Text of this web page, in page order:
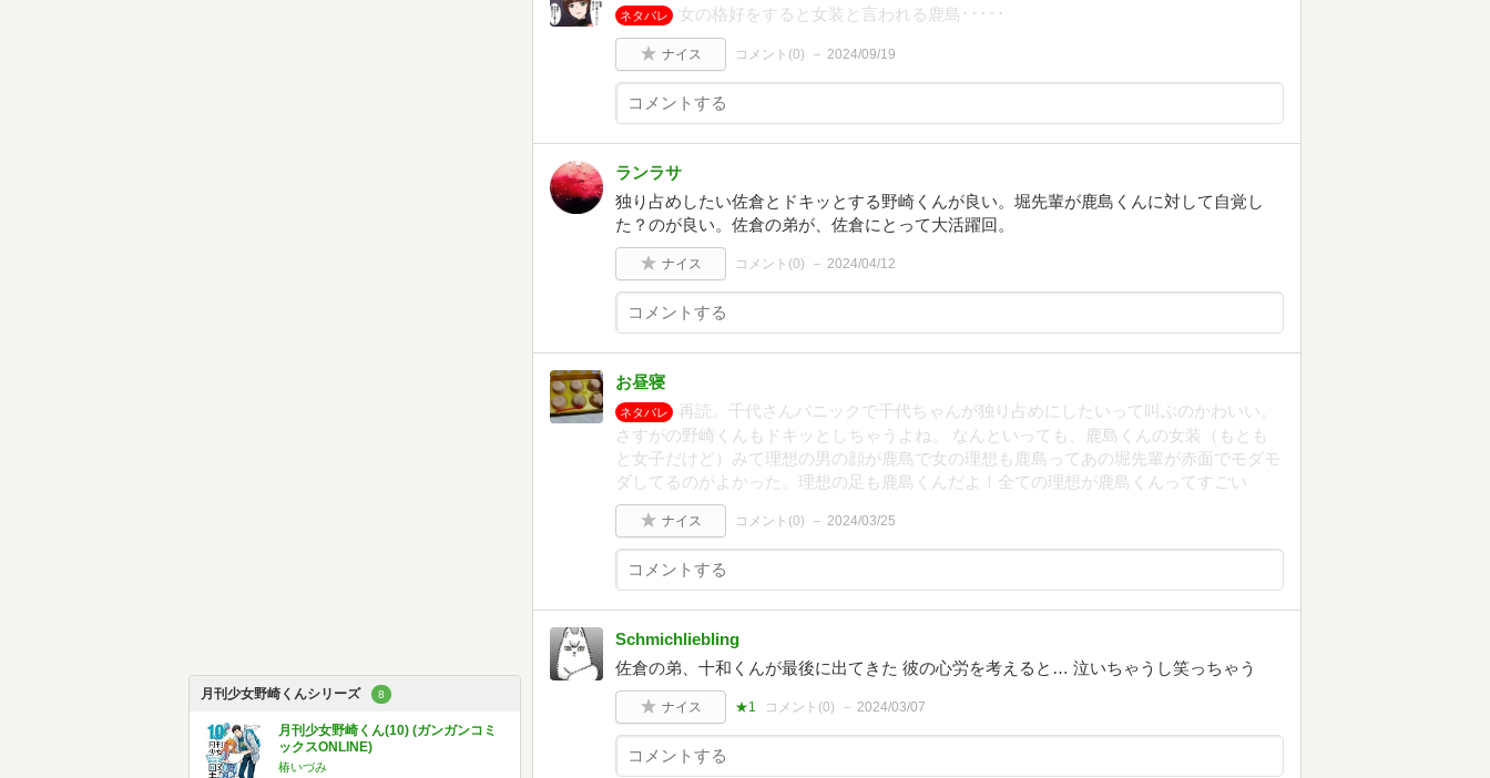
月刊少女野崎くんシリーズ 8
月刊少女野崎くん(10) (ガンガンコミ
ックスONLINE)
椿いづみ
ネタバレ 女の格好をすると女装と言われる鹿島･････
ナイス コメント(0) 2024/09/19
ランラサ
独り占めしたい佐倉とドキッとする野崎くんが良い。堀先輩が鹿島くんに対して自覚し
た？のが良い。佐倉の弟が、佐倉にとって大活躍回。
ナイス コメント(0) 2024/04/12
お昼寝
ネタバレ
再読。千代さんパニックで千代ちゃんが独り占めにしたいって叫ぶのかわいい。
さすがの野崎くんもドキッとしちゃうよね。 なんといっても、鹿島くんの女装（もとも
と女子だけど）みて理想の男の顔が鹿島で女の理想も鹿島ってあの堀先輩が赤面でモダモ
ダしてるのがよかった。理想の足も鹿島くんだよ！全ての理想が鹿島くんってすごい
ナイス コメント(0) 2024/03/25
Schmichliebling
佐倉の弟、十和くんが最後に出てきた 彼の心労を考えると… 泣いちゃうし笑っちゃう
ナイス ★1 コメント(0) 2024/03/07